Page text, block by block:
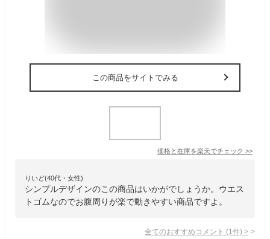
この商品をサイトでみる
価格と在庫を楽天でチェック >>
りいど(40代・女性)
シンプルデザインのこの商品はいかがでしょうか。ウエス
トゴムなのでお腹周りが楽で動きやすい商品ですよ。
全てのおすすめコメント (1 件) >